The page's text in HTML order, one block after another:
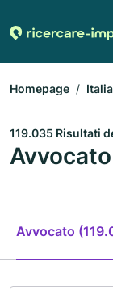
Homepage Italia
119.035 Risultati
Avvocato